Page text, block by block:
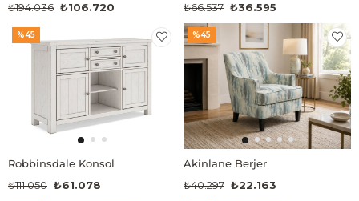
₺106.720
₺194.036
₺36.595
₺66.537
Robbinsdale Konsol
₺61.078
₺111.050
%45
Akinlane Berjer
₺22.163
₺40.297
%45